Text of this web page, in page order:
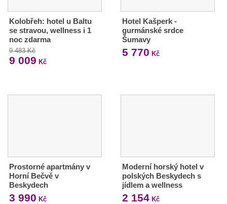
Kolobřeh: hotel u Baltu
se stravou, wellness i 1
noc zdarma
9 483 Kč
9 009 Kč
Hotel Kašperk -
gurmánské srdce
Šumavy
5 770 Kč
Prostorné apartmány v
Horní Bečvě v
Beskydech
3 990 Kč
Moderní horský hotel v
polských Beskydech s
jídlem a wellness
2 154Kč